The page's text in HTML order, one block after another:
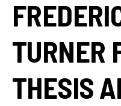
TURNER
THESIS